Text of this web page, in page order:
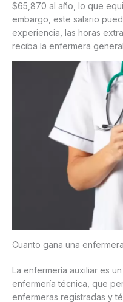
$65,870 al año, lo que
embargo, este salario
experiencia, las horas
reciba la enfermera
Cuanto gana una
La enfermería auxiliar es
enfermería técnica, que
enfermeras registradas y